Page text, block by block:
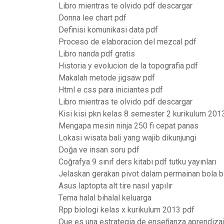
Libro mientras te olvido pdf descargar
Donna lee chart pdf
Definisi komunikasi data pdf
Proceso de elaboracion del mezcal pdf
Libro nanda pdf gratis
Historia y evolucion de la topografia pdf
Makalah metode jigsaw pdf
Html e css para iniciantes pdf
Libro mientras te olvido pdf descargar
Kisi kisi pkn kelas 8 semester 2 kurikulum
Mengapa mesin ninja 250 fi cepat panas
Lokasi wisata bali yang wajib dikunjungi
Doğa ve insan soru pdf
Coğrafya 9 sınıf ders kitabı pdf tutku yayınları
Jelaskan gerakan pivot dalam permainan bola
Asus laptopta alt tire nasıl yapılır
Tema halal bihalal keluarga
Rpp biologi kelas x kurikulum 2013 pdf
Que es una estrategia de enseñanza